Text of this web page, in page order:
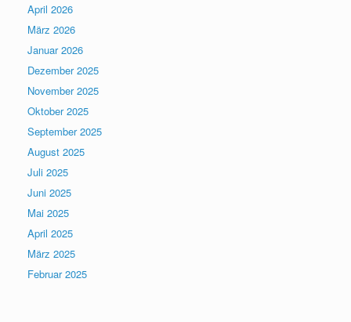
April 2026
März 2026
Januar 2026
Dezember 2025
November 2025
Oktober 2025
September 2025
August 2025
Juli 2025
Juni 2025
Mai 2025
April 2025
März 2025
Februar 2025